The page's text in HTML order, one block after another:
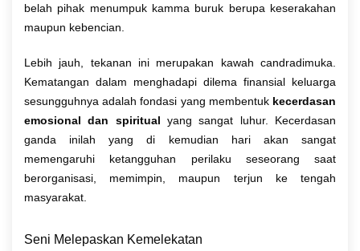
belah pihak menumpuk kamma buruk berupa keserakahan
maupun kebencian.
Lebih jauh, tekanan ini merupakan kawah candradimuka.
Kematangan dalam menghadapi dilema finansial keluarga
sesungguhnya adalah fondasi yang membentuk kecerdasan
emosional dan spiritual yang sangat luhur. Kecerdasan
ganda inilah yang di kemudian hari akan sangat
memengaruhi ketangguhan perilaku seseorang saat
berorganisasi, memimpin, maupun terjun ke tengah
masyarakat.
Seni Melepaskan Kemelekatan